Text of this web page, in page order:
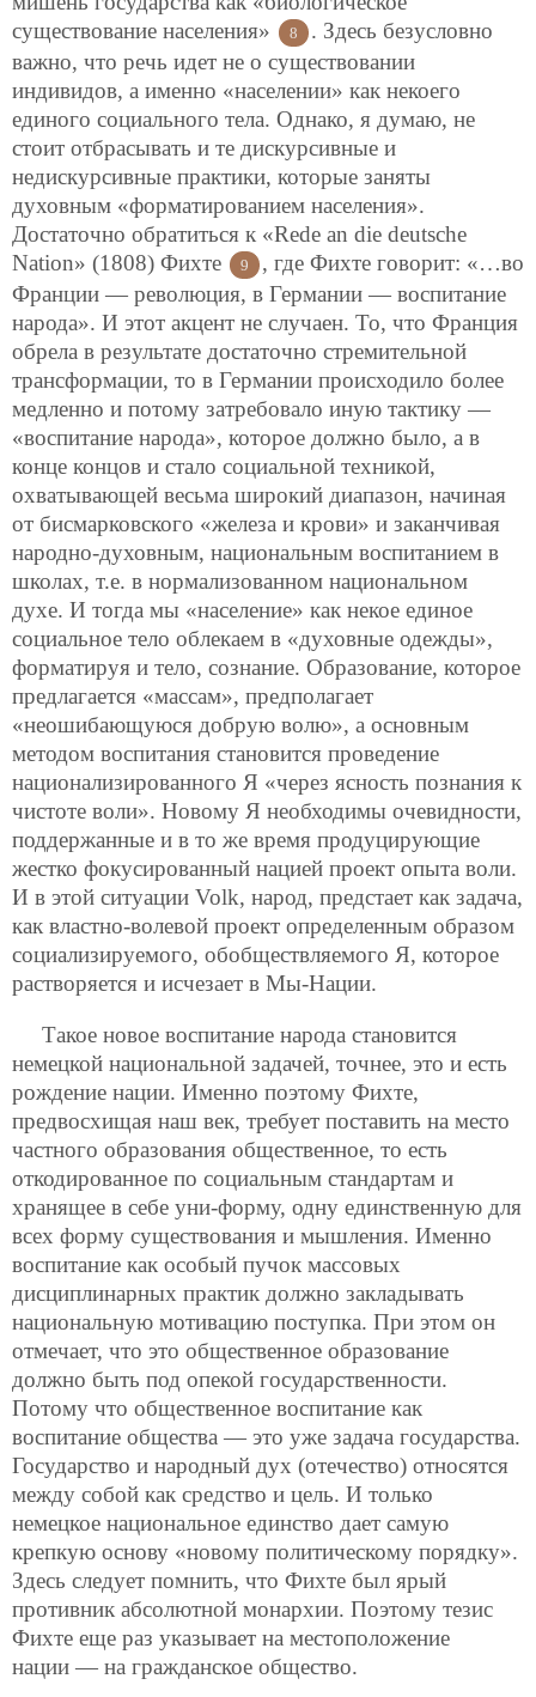
существование населения»
8
. Здесь безусловно
важно, что речь идет не о существовании
индивидов, а именно «населении» как некоего
единого социального тела. Однако, я думаю, не
стоит отбрасывать и те дискурсивные и
недискурсивные практики, которые заняты
духовным «форматированием населения».
Достаточно обратиться к «Rede an die deutsche
Nation» (1808) Фихте
9
, где Фихте говорит: «…во
Франции — революция, в Германии — воспитание
народа». И этот акцент не случаен. То, что Франция
обрела в результате достаточно стремительной
трансформации, то в Германии происходило более
медленно и потому затребовало иную тактику —
«воспитание народа», которое должно было, а в
конце концов и стало социальной техникой,
охватывающей весьма широкий диапазон, начиная
от бисмарковского «железа и крови» и заканчивая
народно-духовным, национальным воспитанием в
школах, т.е. в нормализованном национальном
духе. И тогда мы «население» как некое единое
социальное тело облекаем в «духовные одежды»,
форматируя и тело, сознание. Образование, которое
предлагается «массам», предполагает
«неошибающуюся добрую волю», а основным
методом воспитания становится проведение
национализированного Я «через ясность познания к
чистоте воли». Новому Я необходимы очевидности,
поддержанные и в то же время продуцирующие
жестко фокусированный нацией проект опыта воли.
И в этой ситуации Volk, народ, предстает как задача,
как властно-волевой проект определенным образом
социализируемого, обобществляемого Я, которое
растворяется и исчезает в Мы-Нации.
Такое новое воспитание народа становится
немецкой национальной задачей, точнее, это и есть
рождение нации. Именно поэтому Фихте,
предвосхищая наш век, требует поставить на место
частного образования общественное, то есть
откодированное по социальным стандартам и
хранящее в себе уни-форму, одну единственную для
всех форму существования и мышления. Именно
воспитание как особый пучок массовых
дисциплинарных практик должно закладывать
национальную мотивацию поступка. При этом он
отмечает, что это общественное образование
должно быть под опекой государственности.
Потому что общественное воспитание как
воспитание общества — это уже задача государства.
Государство и народный дух (отечество) относятся
между собой как средство и цель. И только
немецкое национальное единство дает самую
крепкую основу «новому политическому порядку».
Здесь следует помнить, что Фихте был ярый
противник абсолютной монархии. Поэтому тезис
Фихте еще раз указывает на местоположение
нации — на гражданское общество.